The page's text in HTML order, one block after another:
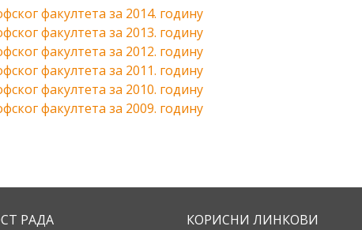
факултета за 2014. годину
факултета за 2013. годину
факултета за 2012. годину
факултета за 2011. годину
факултета за 2010. годину
факултета за 2009. годину
РАДА КОРИСНИ ЛИНКОВИ